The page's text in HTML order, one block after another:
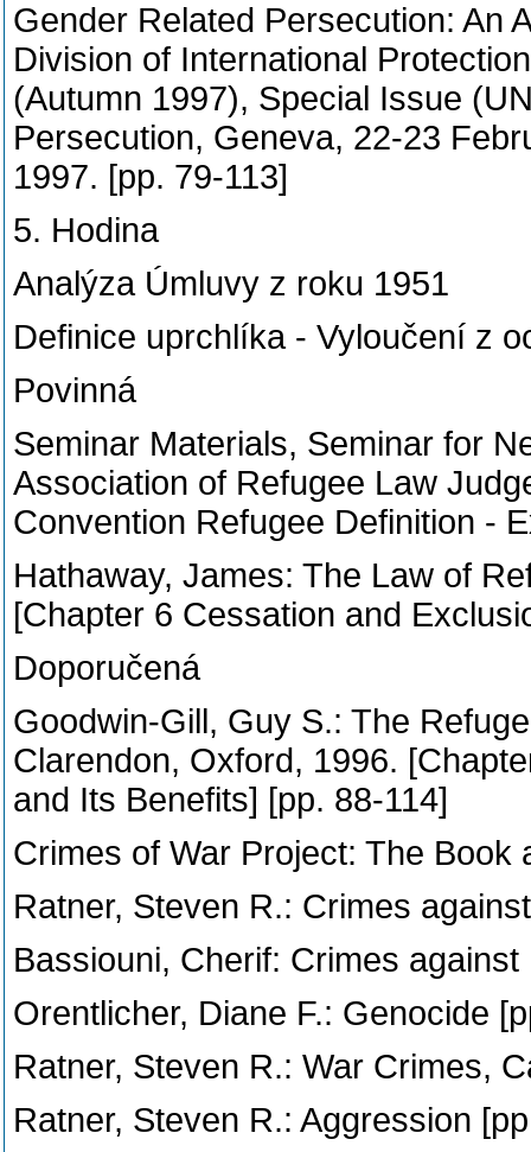
Gender Related Persecution: An
Division of International
(Autumn 1997), Special Issue
Persecution, Geneva, 22-23
1997. [pp. 79-113]
5. Hodina
Analýza Úmluvy z roku 1951
Definice uprchlíka - Vyloučení z
Povinná
Seminar Materials, Seminar for
Association of Refugee Law
Convention Refugee Definition -
Hathaway, James: The Law of
[Chapter 6 Cessation and
Doporučená
Goodwin-Gill, Guy S.: The
Clarendon, Oxford, 1996.
and Its Benefits] [pp. 88-114]
Crimes of War Project: The
Ratner, Steven R.: Crimes
Bassiouni, Cherif: Crimes
Orentlicher, Diane F.: Genocide
Ratner, Steven R.: War Crimes,
Ratner, Steven R.: Aggression